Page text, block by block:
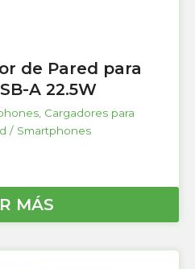
de Pared para
A 22.5W
, Cargadores para
/ Smartphones
MÁS